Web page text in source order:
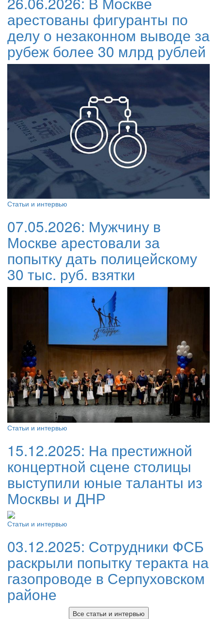
арестованы фигуранты по
делу о незаконном выводе за
рубеж более 30 млрд рублей
Статьи и интервью
07.05.2026: Мужчину в
Москве арестовали за
попытку дать полицейскому
30 тыс. руб. взятки
Статьи и интервью
15.12.2025: На престижной
концертной сцене столицы
выступили юные таланты из
Москвы и ДНР
Статьи и интервью
03.12.2025: Сотрудники ФСБ
раскрыли попытку теракта на
газопроводе в Серпуховском
районе
Все статьи и интервью